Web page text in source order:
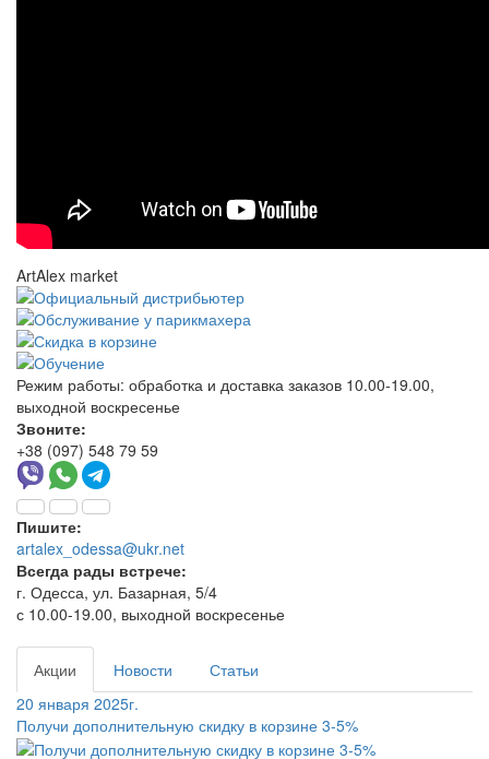
ArtAlex market
Режим работы: обработка и доставка заказов 10.00-19.00,
выходной воскресенье
Звоните:
+38 (097) 548 79 59
Пишите:
artalex_odessa@ukr.net
Всегда рады встрече:
г. Одесса, ул. Базарная, 5/4
с 10.00-19.00, выходной воскресенье
Акции Новости
Статьи
20 января 2025г.
Получи дополнительную скидку в корзине 3-5%